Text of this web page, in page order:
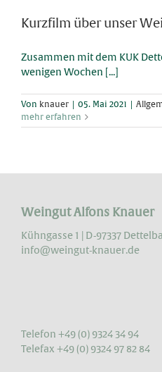
Kurzfilm über unser
Zusammen mit dem KUK
wenigen Wochen [...]
Von knauer | 05. Mai 2021 |
mehr erfahren
Weingut Alfons Knauer
Kühngasse 1 | D-97337
info@weingut-knauer.de
Telefon +49 (0) 9324 34 94
Telefax +49 (0) 9324 97 82 84